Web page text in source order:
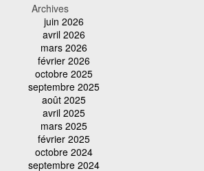
Archives
juin 2026
avril 2026
mars 2026
février 2026
octobre 2025
septembre 2025
août 2025
avril 2025
mars 2025
février 2025
octobre 2024
septembre 2024